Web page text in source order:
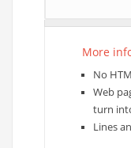
More
No
Web
turn
Lines